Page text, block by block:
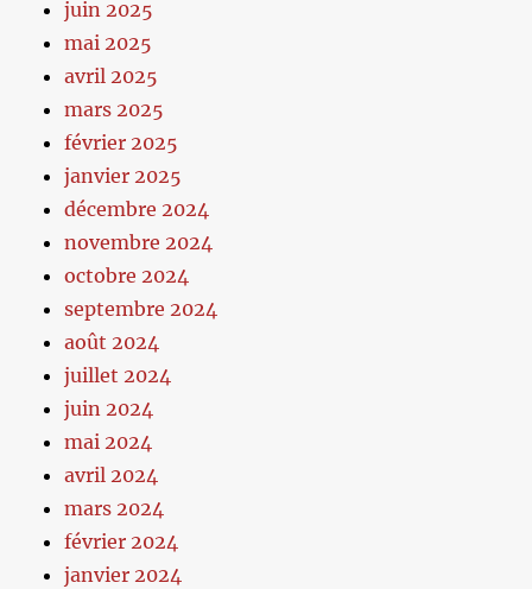
juin 2025
mai 2025
avril 2025
mars 2025
février 2025
janvier 2025
décembre 2024
novembre 2024
octobre 2024
septembre 2024
août 2024
juillet 2024
juin 2024
mai 2024
avril 2024
mars 2024
février 2024
janvier 2024